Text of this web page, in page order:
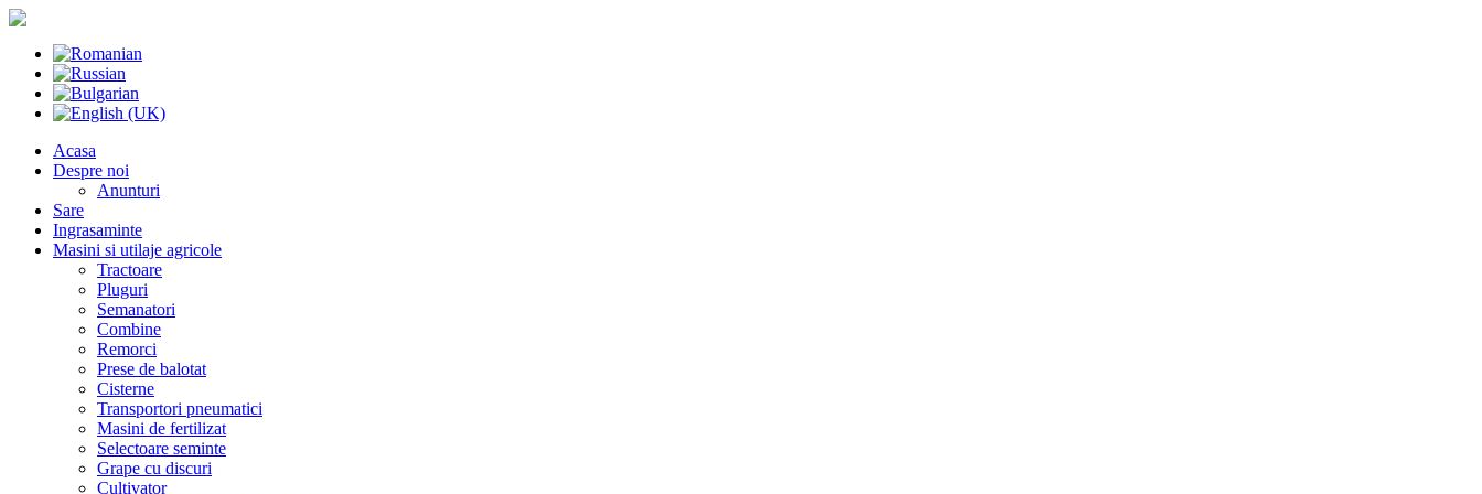
Acasa
Despre noi
Anunturi
Sare
Ingrasaminte
Masini si utilaje agricole
Tractoare
Pluguri
Semanatori
Combine
Remorci
Prese de balotat
Cisterne
Transportori pneumatici
Masini de fertilizat
Selectoare seminte
Grape cu discuri
Cultivator